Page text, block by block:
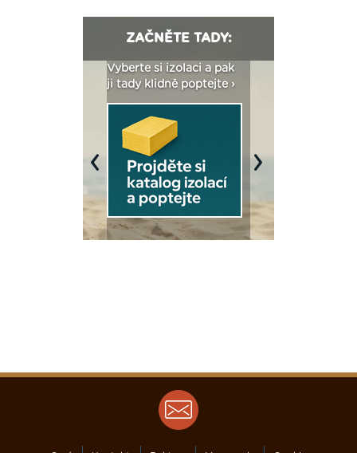
ZAČNĚTE TADY:
Vyberte si izolaci a pak
ji tady klidně poptejte ›
Previous Next